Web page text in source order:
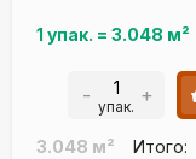
1 упак. = 3.048 м²
- упак. +
3.048 м² Итого: